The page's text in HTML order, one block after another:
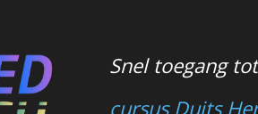
Snel toegang
cursus Duits